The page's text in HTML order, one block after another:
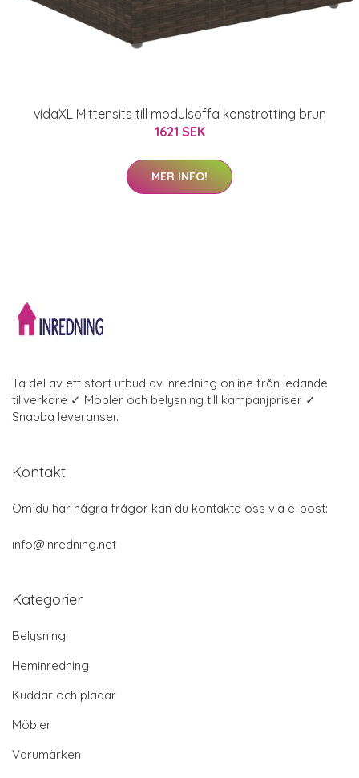
vidaXL Mittensits till modulsoffa konstrotting brun
1621 SEK
MER INFO!
Ta del av ett stort utbud av inredning online från ledande
tillverkare ✓ Möbler och belysning till kampanjpriser ✓
Snabba leveranser.
Kontakt
Om du har några frågor kan du kontakta oss via e-post:
info@inredning.net
Kategorier
Belysning
Heminredning
Kuddar och plädar
Möbler
Varumärken